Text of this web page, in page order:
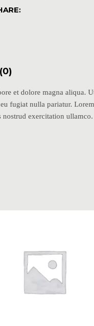
et dolore magna aliqua.
fugiat nulla pariatur.
exercitation ullamco.